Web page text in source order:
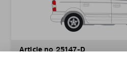
Article no 25147-D